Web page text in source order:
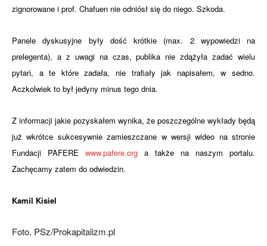
zignorowane i prof. Chafuen nie odniósł się do niego. Szkoda.
Panele dyskusyjne były dość krótkie (max. 2 wypowiedzi na
prelegenta), a z uwagi na czas, publika nie zdążyła zadać wielu
pytań, a te które zadała, nie trafiały jak napisałem, w sedno.
Aczkolwiek to był jedyny minus tego dnia.
Z informacji jakie pozyskałem wynika, że poszczególne wykłady będą
już wkrótce sukcesywnie zamieszczane w wersji wideo na stronie
Fundacji PAFERE www.pafere.org a także na naszym portalu.
Zachęcamy zatem do odwiedzin.
Kamil Kisiel
Foto. PSz/Prokapitalizm.pl